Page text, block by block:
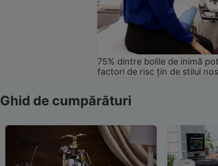
75% dintre bolile de inimă
factori de risc țin de stilul
Ghid de cumpărături